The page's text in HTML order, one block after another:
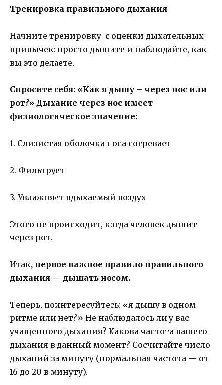
Тренировка правильного дыхания
Начните тренировку с оценки дыхательных
привычек: просто дышите и наблюдайте, как
вы это делаете.
Спросите себя: «Как я дышу – через нос или
рот?» Дыхание через нос имеет
физиологическое значение:
1. Слизистая оболочка носа согревает
2. Фильтрует
3. Увлажняет вдыхаемый воздух
Этого не происходит, когда человек дышит
через рот.
Итак, первое важное правило правильного
дыхания — дышать носом.
Теперь, поинтересуйтесь: «я дышу в одном
ритме или нет?» Не наблюдалось ли у вас
учащенного дыхания? Какова частота вашего
дыхания в данный момент? Сосчитайте число
дыханий за минуту (нормальная частота — от
16 до 20 в минуту).